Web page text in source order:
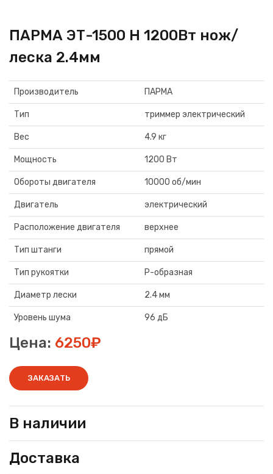
ПАРМА ЭТ-1500 Н 1200Вт нож/
леска 2.4мм
Производитель ПАРМА
Тип триммер электрический
Вес 4.9 кг
Мощность 1200 Вт
Обороты двигателя 10000 об/мин
Двигатель электрический
Расположение двигателя верхнее
Тип штанги прямой
Тип рукоятки P-образная
Диаметр лески 2.4 мм
Уровень шума 96 дБ
Цена: 6250₽
ЗАКАЗАТЬ
В наличии
Доставка